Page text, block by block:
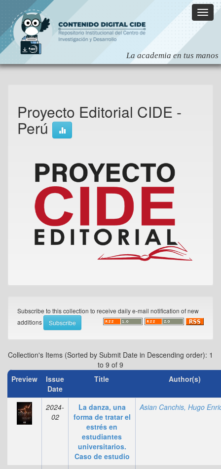
navigation
Proyecto Editorial CIDE -
Perú
Subscribe to this collection to receive daily e-mail notification of new
additions
Collection's Items (Sorted by Submit Date in Descending order): 1
to 9 of 9
Preview
Issue
Date
Title Author(s)
2024-
02
La danza, una
forma de tratar el
estrés en
estudiantes
universitarios.
Caso de estudio